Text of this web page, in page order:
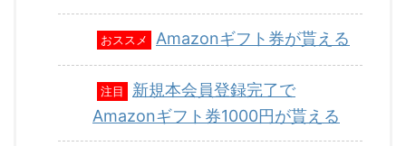
おススメ Amazonギフト券が貰える
注目
新規本会員登録完了で
Amazonギフト券1000円が貰える